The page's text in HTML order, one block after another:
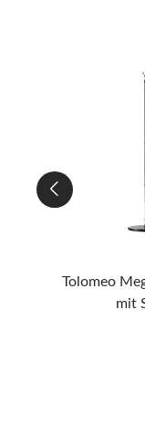
Tolomeo
mit